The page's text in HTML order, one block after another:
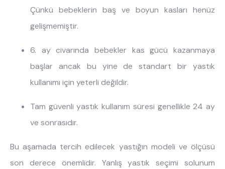
Çünkü bebeklerin baş ve boyun kasları henüz
gelişmemiştir.
6. ay civarında bebekler kas gücü kazanmaya
başlar ancak bu yine de standart bir yastık
kullanımı için yeterli değildir.
Tam güvenli yastık kullanım süresi genellikle 24 ay
ve sonrasıdır.
Bu aşamada tercih edilecek yastığın modeli ve ölçüsü
son derece önemlidir. Yanlış yastık seçimi solunum